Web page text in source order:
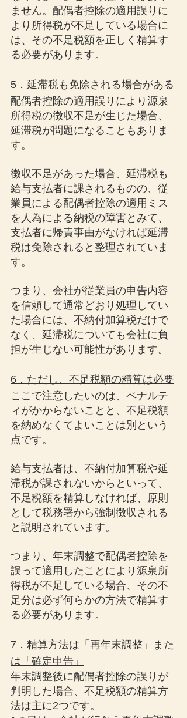
ません。配偶者控除の適用誤りに
より所得税が不足している場合に
は、その不足税額を正しく精算す
る必要があります。
5．延滞税も免除される場合がある
配偶者控除の適用誤りにより源泉
所得税の徴収不足が生じた場合、
延滞税が問題になることもありま
す。
徴収不足があった場合、延滞税も
給与支払者に課されるものの、従
業員による配偶者控除の適用ミス
を人為による納税の障害とみて、
支払者に帰責事由がなければ延滞
税は免除されると整理されていま
す。
つまり、会社が従業員の申告内容
を信頼して通常どおり処理してい
た場合には、不納付加算税だけで
なく、延滞税についても会社に負
担が生じない可能性があります。
6．ただし、不足税額の精算は必要
ここで注意したいのは、ペナルテ
ィがかからないことと、不足税額
を納めなくてよいことは別という
点です。
給与支払者は、不納付加算税や延
滞税が課されないからといって、
不足税額を精算しなければ、原則
として税務署から強制徴収される
と説明されています。
つまり、年末調整で配偶者控除を
誤って適用したことにより源泉所
得税が不足している場合、その不
足分は必ず何らかの方法で精算す
る必要があります。
7．精算方法は「再年末調整」また
は「確定申告」
年末調整後に配偶者控除の誤りが
判明した場合、不足税額の精算方
法は主に2つです。